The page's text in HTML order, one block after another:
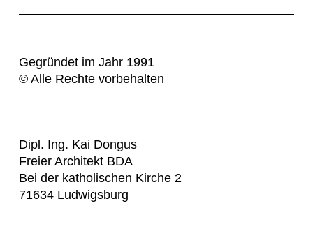
Gegründet im Jahr 1991
© Alle Rechte vorbehalten
Dipl. Ing. Kai Dongus
Freier Architekt BDA
Bei der katholischen Kirche 2
71634 Ludwigsburg